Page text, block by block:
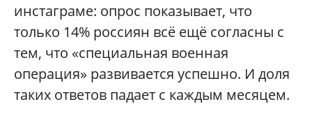
инстаграме: опрос показывает, что
только 14% россиян всё ещё согласны с
тем, что «специальная военная
операция» развивается успешно. И доля
таких ответов падает с каждым месяцем.